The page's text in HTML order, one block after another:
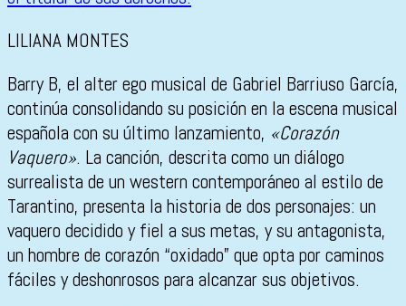
LILIANA MONTES
Barry B, el alter ego musical de Gabriel Barriuso García,
continúa consolidando su posición en la escena musical
española con su último lanzamiento, «Corazón
Vaquero». La canción, descrita como un diálogo
surrealista de un western contemporáneo al estilo de
Tarantino, presenta la historia de dos personajes: un
vaquero decidido y fiel a sus metas, y su antagonista,
un hombre de corazón “oxidado” que opta por caminos
fáciles y deshonrosos para alcanzar sus objetivos.